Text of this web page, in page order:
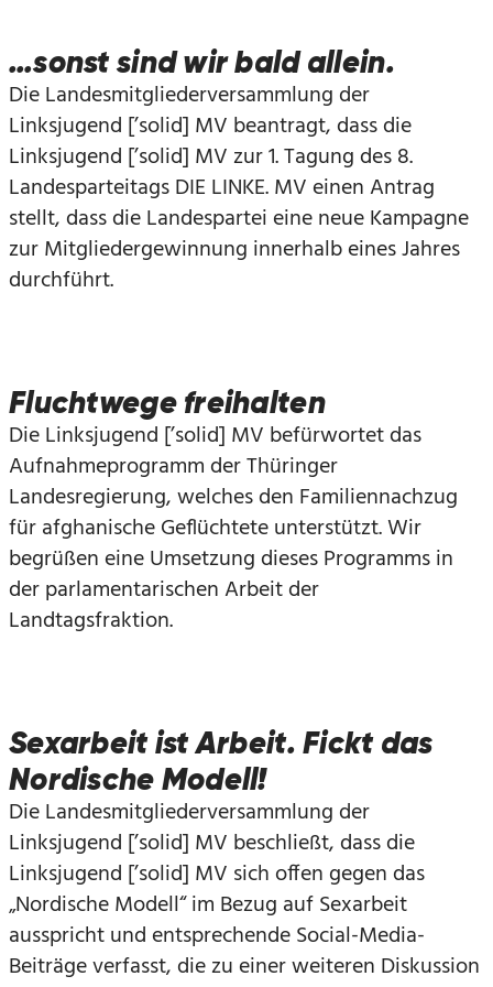
…sonst sind wir bald allein.
Die Landesmitgliederversammlung der
Linksjugend [’solid] MV beantragt, dass die
Linksjugend [’solid] MV zur 1. Tagung des 8.
Landesparteitags DIE LINKE. MV einen Antrag
stellt, dass die Landespartei eine neue Kampagne
zur Mitgliedergewinnung innerhalb eines Jahres
durchführt.
Fluchtwege freihalten
Die Linksjugend [’solid] MV befürwortet das
Aufnahmeprogramm der Thüringer
Landesregierung, welches den Familiennachzug
für afghanische Geflüchtete unterstützt. Wir
begrüßen eine Umsetzung dieses Programms in
der parlamentarischen Arbeit der
Landtagsfraktion.
Sexarbeit ist Arbeit. Fickt das
Nordische Modell!
Die Landesmitgliederversammlung der
Linksjugend [’solid] MV beschließt, dass die
Linksjugend [’solid] MV sich offen gegen das
„Nordische Modell“ im Bezug auf Sexarbeit
ausspricht und entsprechende Social-Media-
Beiträge verfasst, die zu einer weiteren Diskussion